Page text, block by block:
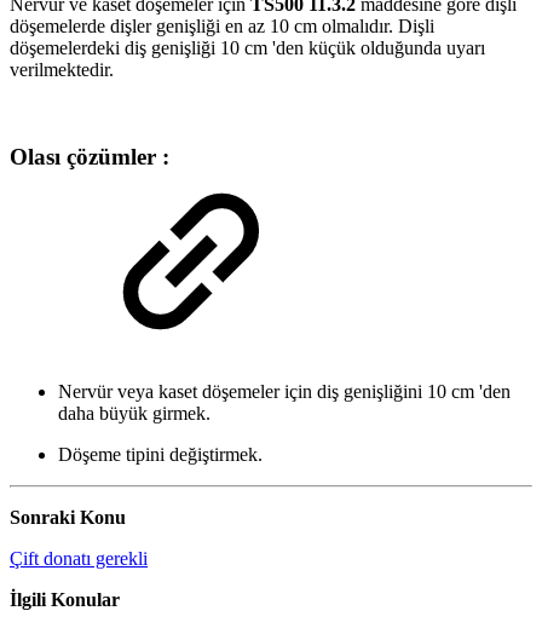
döşemelerde dişler genişliği en az 10 cm olmalıdır. Dişli
döşemelerdeki diş genişliği 10 cm 'den küçük olduğunda uyarı
verilmektedir.
Olası çözümler :
Nervür veya kaset döşemeler için diş genişliğini 10 cm 'den
daha büyük girmek.
Döşeme tipini değiştirmek.
Sonraki Konu
Çift donatı gerekli
İlgili Konular